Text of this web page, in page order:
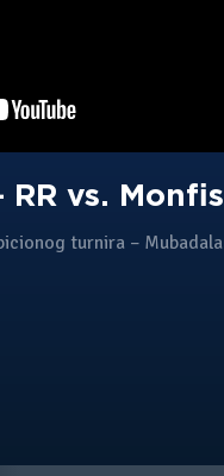
RR vs. Monfis
turnira – Mubadala